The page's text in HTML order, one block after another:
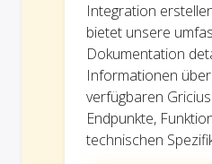
Integration
bietet unsere
Dokumentation
Informationen
verfügbaren
Endpunkte,
technischen